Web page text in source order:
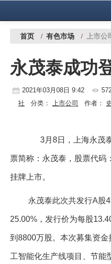
中国有色金属报社主办 广告服务
铜镍铅锌
铝
科技
镁钛
地矿 建设
党建工作
企业文化
《资源再生》杂志
首页 / 有色市场 / 上市公
永茂泰成功
2021年03月08日 9:42
社 分类： 上市公司 作者：
3月8日，上海永茂
票简称：永茂泰，股票代码
挂牌上市。
永茂泰此次共发行A股
25.00%，发行价为每股
到8800万股。本次募集资
工智能化生产线项目、节能